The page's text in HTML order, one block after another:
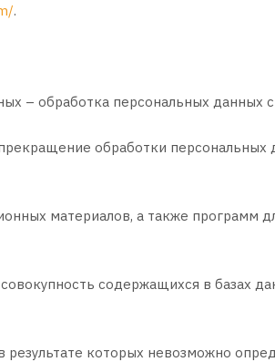
.
– обработка персональных
обработки персональных
материалов, а также программ
содержащихся в базах
которых невозможно